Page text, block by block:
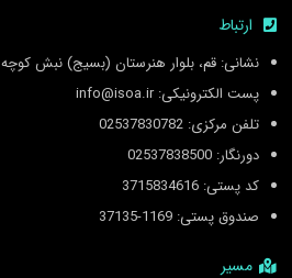
ارتباط
نشانی: قم، بلوار هنرستان (بسیج) نبش کوچه 20، مدرسه اسلامی هنر
پست الکترونیکی: info@isoa.ir
تلفن مرکزی: 02537830782
دورنگار: 02537838500
کد پستی: 3715834616
صندوق پستی: 1169-37135
مسیر